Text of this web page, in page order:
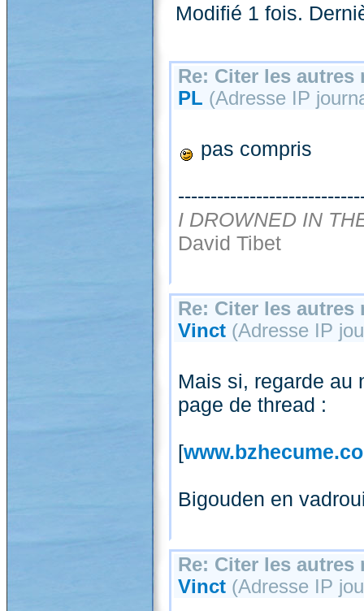
Modifié 1 fois.
Re: Citer les
PL (Adresse IP
pas compris
I DROWNED IN
David Tibet
Re: Citer les
Vinct (Adresse IP
Mais si, regarde au
page de thread :
[
Bigouden en
Re: Citer les
Vinct (Adresse IP